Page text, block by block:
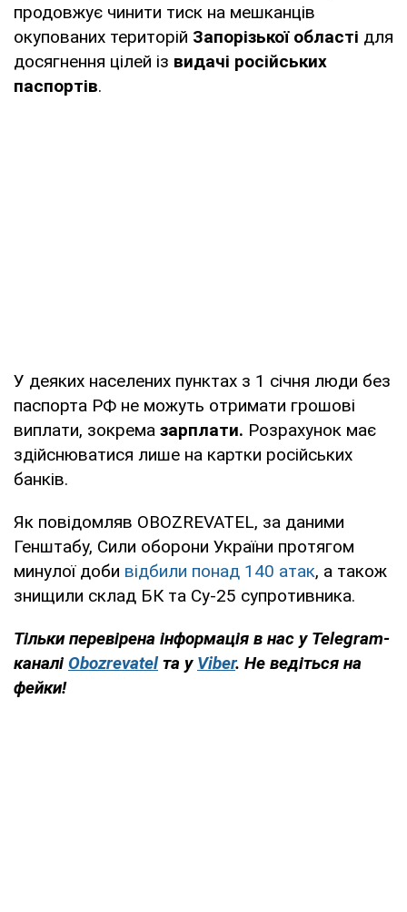
продовжує чинити тиск на мешканців
окупованих територій Запорізької області для
досягнення цілей із видачі російських
паспортів.
У деяких населених пунктах з 1 січня люди без
паспорта РФ не можуть отримати грошові
виплати, зокрема зарплати. Розрахунок має
здійснюватися лише на картки російських
банків.
Як повідомляв OBOZREVATEL, за даними
Генштабу, Сили оборони України протягом
минулої доби відбили понад 140 атак, а також
знищили склад БК та Су-25 супротивника.
Тільки перевірена інформація в нас у Telegram-
каналі Obozrevatel та у Viber. Не ведіться на
фейки!